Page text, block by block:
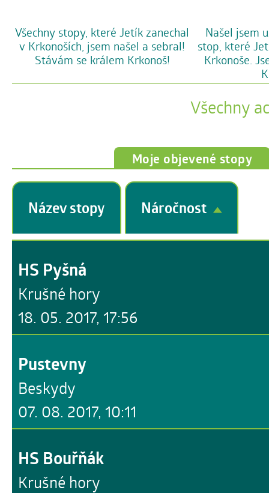
Všechny stopy, které Jetík zanechal
v Krkonoších, jsem našel a sebral!
Stávám se králem Krkonoš!
Našel jsem
stop, které
Krkonoše.
Všechny
Moje objevené stopy
Název stopy Náročnost
18. 05. 2017, 17:56
HS Pyšná
Krušné hory
07. 08. 2017, 10:11
Pustevny
Beskydy
HS Bouřňák
Krušné hory